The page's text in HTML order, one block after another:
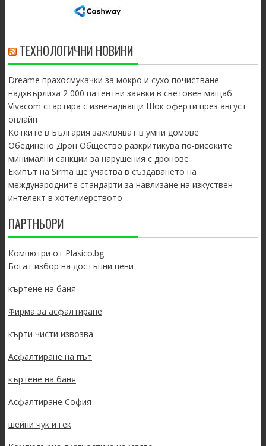
ТЕХНОЛОГИЧНИ НОВИНИ
Dreame прахосмукачки за мокро и сухо почистване
надхвърлиха 2 000 патентни заявки в световен мащаб
Vivacom стартира с изненадващи Шок оферти през август
онлайн
Котките в България заживяват в умни домове
Обединено Дрон Общество разкритикува по-високите
минимални санкции за нарушения с дронове
Екипът на Sirma ще участва в създаването на
международните стандарти за навлизане на изкуствен
интелект в хотелиерството
ПАРТНЬОРИ
Компютри от Plasico.bg
Богат избор на достъпни цени
къртене на баня
Фирма за асфалтиране
кърти чисти извозва
Асфалтиране на път
къртене на баня
Асфалтиране София
шейни чук и гек